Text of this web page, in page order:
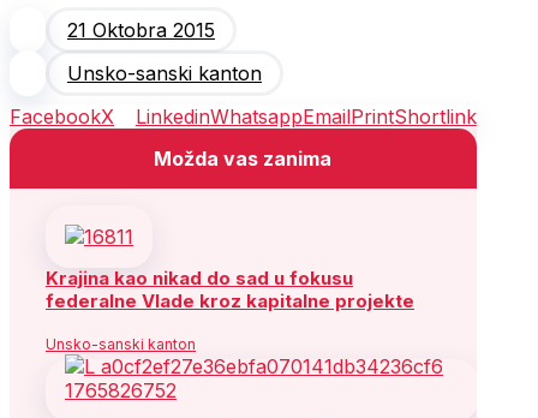
21 Oktobra 2015
Unsko-sanski kanton
FacebookX LinkedinWhatsappEmailPrintShortlink
Možda vas zanima
Krajina kao nikad do sad u fokusu
federalne Vlade kroz kapitalne projekte
Unsko-sanski kanton